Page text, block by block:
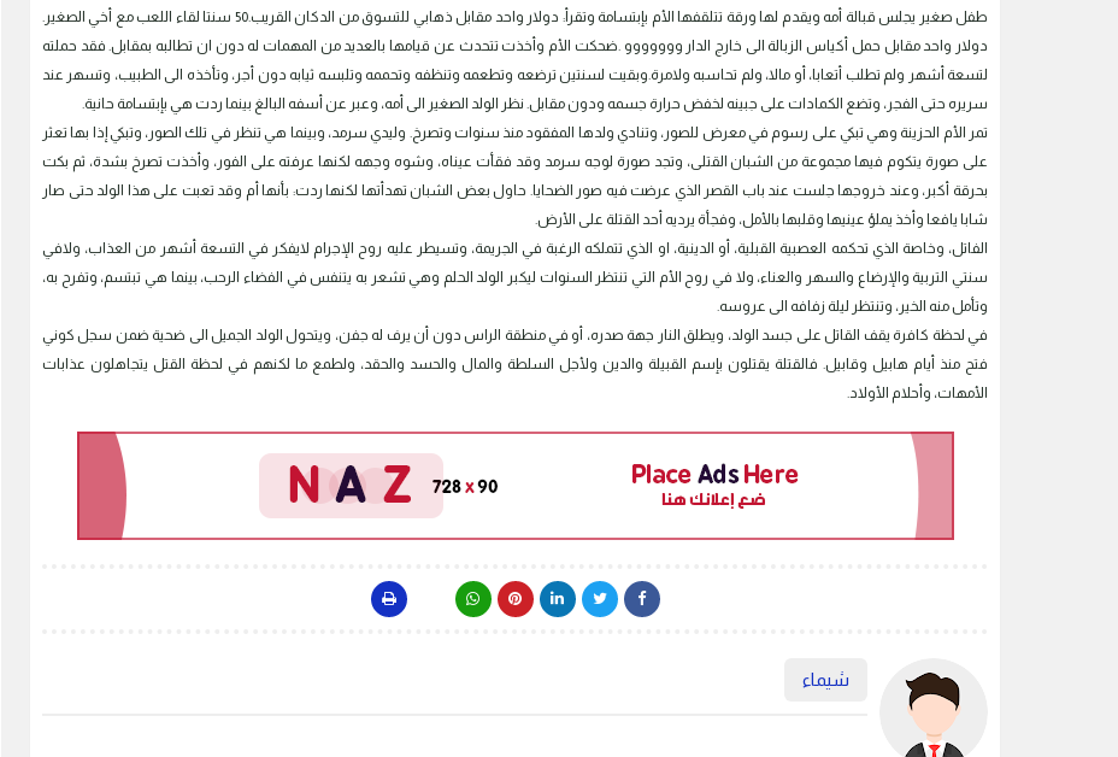
طفل صغير يجلس قبالة أمه ويقدم لها ورقة تتلقفها الأم بإبتسامة وتقرأ: دولار واحد مقابل ذهابي للتسوق من الدكان القريب.50 سنتا لقاء اللعب مع أخي الصغير.
دولار واحد مقابل حمل أكياس الزبالة الى خارج الدار ووووووو .ضحكت الأم وأخذت تتحدث عن قيامها بالعديد من المهمات له دون ان تطالبه بمقابل. فقد حملته
لتسعة أشهر ولم تطلب أتعابا، أو مالا، ولم تحاسبه ولامرة.وبقيت لسنتين ترضعه وتطعمه وتنظفه وتحممه وتلبسه ثيابه دون أجر، وتأخذه الى الطبيب، وتسهر عند
سريره حتى الفجر، وتضع الكمادات على جبينه لخفض حرارة جسمه ودون مقابل. نظر الولد الصغير الى أمه، وعبر عن أسفه البالغ بينما ردت هي بإبتسامة حانية.
تمر الأم الحزينة وهي تبكي على رسوم في معرض للصور، وتنادي ولدها المفقود منذ سنوات وتصرخ. وليدي سرمد، وبينما هي تنظر في تلك الصور، وتبكي إذا بها تعثر
على صورة يتكوم فيها مجموعة من الشبان القتلى، وتجد صورة لوجه سرمد وقد فقأت عيناه، وشوه وجهه لكنها عرفته على الفور، وأخذت تصرخ بشدة، ثم بكت
بحرقة أكبر، وعند خروجها جلست عند باب القصر الذي عرضت فيه صور الضحايا. حاول بعض الشبان تهدأتها لكنها ردت: بأنها أم وقد تعبت على هذا الولد حتى صار
شابا يافعا وأخذ يملؤ عينيها وقلبها بالأمل، وفجأة يرديه أحد القتلة على الأرض.
الفاتل، وخاصة الذي تحكمه العصبية القبلية، أو الدينية، او الذي تتملكه الرغبة في الجريمة، وتسيطر عليه روح الإجرام لايفكر في التسعة أشهر من العذاب، ولافي
سنتي التربية والإرضاع والسهر والعناء، ولا في روح الأم التي تنتظر السنوات ليكبر الولد الحلم وهي تشعر به يتنفس في الفضاء الرحب، بينما هي تبتسم، وتفرح به،
وتأمل منه الخير، وتنتظر ليلة زفافه الى عروسه.
في لحظة كافرة يقف القاتل على جسد الولد، ويطلق النار جهة صدره، أو في منطقة الراس دون أن يرف له جفن، ويتحول الولد الجميل الى ضحية ضمن سجل كوني
فتح منذ أيام هابيل وقابيل. فالقتلة يقتلون بإسم القبيلة والدين ولأجل السلطة والمال والحسد والحقد، ولطمع ما لكنهم في لحظة القتل يتجاهلون عذابات
الأمهات، وأحلام الأولاد.
شيماء